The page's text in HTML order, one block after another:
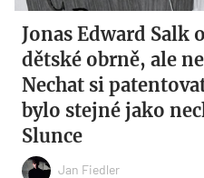
Jonas Edward
dětské obrně, ale
Nechat si
bylo stejné jako
Slunce
Jan Fiedler